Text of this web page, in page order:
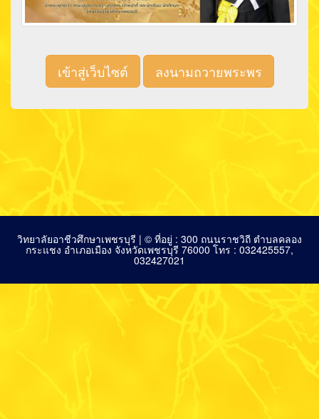
เข้าสู่เว็บไซต์ ลงนามถวายพระพร
วิทยาลัยอาชีวศึกษาเพชรบุรี | © ที่อยู่ : 300 ถนนราชวิถี ตำบลคลอง
กระแชง อำเภอเมือง จังหวัดเพชรบุรี 76000 โทร : 032425557,
032427021